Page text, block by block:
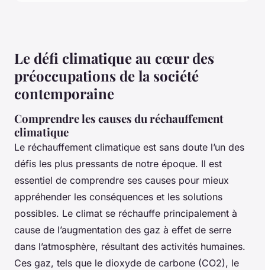
Le défi climatique au cœur des
préoccupations de la société
contemporaine
Comprendre les causes du réchauffement
climatique
Le réchauffement climatique est sans doute l’un des
défis les plus pressants de notre époque. Il est
essentiel de comprendre ses causes pour mieux
appréhender les conséquences et les solutions
possibles. Le climat se réchauffe principalement à
cause de l’augmentation des gaz à effet de serre
dans l’atmosphère, résultant des activités humaines.
Ces gaz, tels que le dioxyde de carbone (CO2), le